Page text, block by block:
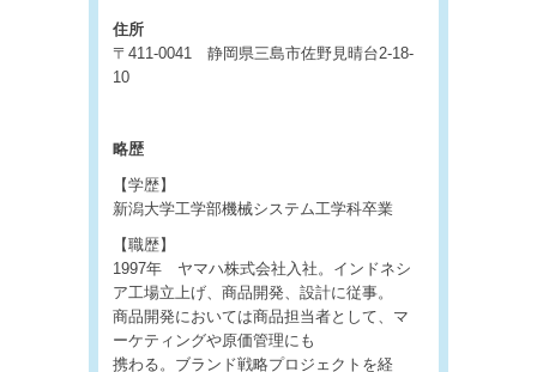
住所
〒411-0041 静岡県三島市佐野見晴台2-18-
10
略歴
【学歴】
新潟大学工学部機械システム工学科卒業
【職歴】
1997年 ヤマハ株式会社入社。インドネシ
ア工場立上げ、商品開発、設計に従事。
商品開発においては商品担当者として、マ
ーケティングや原価管理にも
携わる。ブランド戦略プロジェクトを経